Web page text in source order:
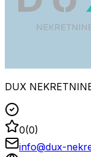
DUX
0(0)
info@dux-